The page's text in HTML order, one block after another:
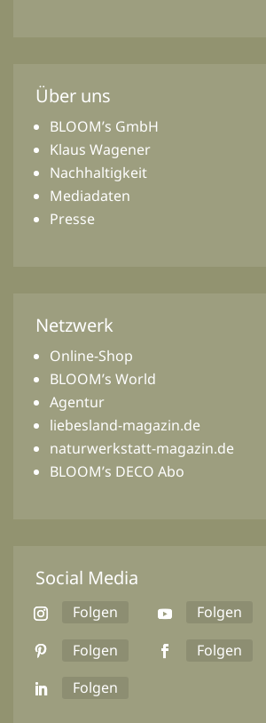
Über uns
BLOOM’s GmbH
Klaus Wagener
Nachhaltigkeit
Mediadaten
Presse
Netzwerk
Online-Shop
BLOOM’s World
Agentur
liebesland-magazin.de
naturwerkstatt-magazin.de
BLOOM’s DECO Abo
Social Media
Folgen
Folgen
Folgen
Folgen
Folgen